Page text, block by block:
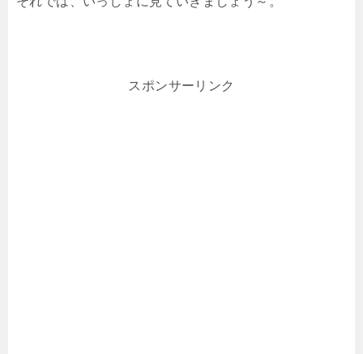
スポンサーリンク